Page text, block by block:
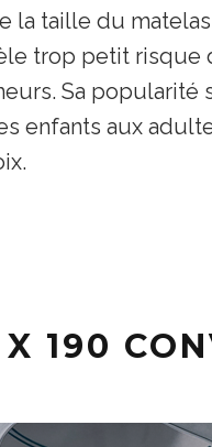
taille du
trop petit
Sa popularité
enfants aux
190